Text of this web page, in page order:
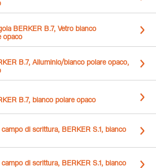
BERKER B.7, Vetro bianco
opaco
B.7, Alluminio/bianco polare opaco,
B.7, bianco polare opaco
di scrittura, BERKER S.1, bianco
di scrittura, BERKER S.1, bianco